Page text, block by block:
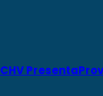
CHV Presenta